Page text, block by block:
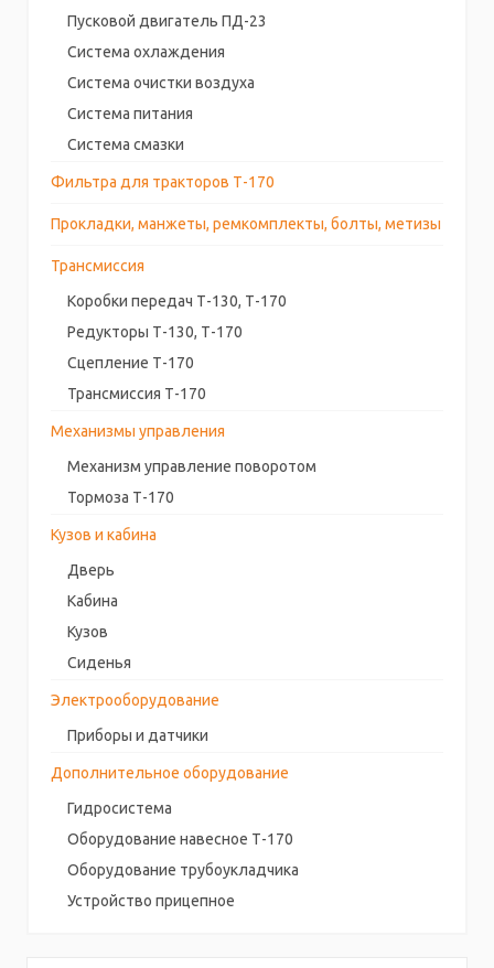
Пусковой двигатель ПД-23
Система охлаждения
Система очистки воздуха
Система питания
Система смазки
Фильтра для тракторов Т-170
Прокладки, манжеты, ремкомплекты, болты, метизы
Трансмиссия
Коробки передач Т-130, Т-170
Редукторы Т-130, Т-170
Сцепление Т-170
Трансмиссия Т-170
Механизмы управления
Механизм управление поворотом
Тормоза Т-170
Кузов и кабина
Дверь
Кабина
Кузов
Сиденья
Электрооборудование
Приборы и датчики
Дополнительное оборудование
Гидросистема
Оборудование навесное Т-170
Оборудование трубоукладчика
Устройство прицепное